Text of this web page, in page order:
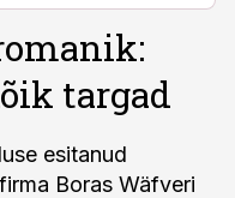
targad
esitanud
Boras Wäfveri